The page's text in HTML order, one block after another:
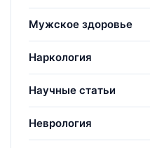
Мужское здоровье
Наркология
Научные статьи
Неврология